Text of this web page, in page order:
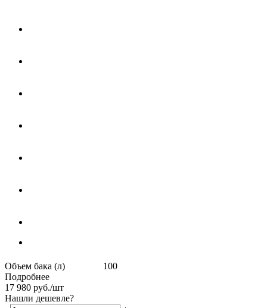
Объем бака (л) 100
Подробнее
17 980 руб./шт
Нашли дешевле?